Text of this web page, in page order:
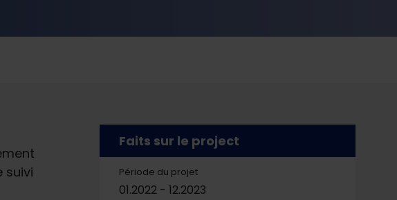
suivi
Faits sur le project
Période du projet
01.2022 - 12.2023